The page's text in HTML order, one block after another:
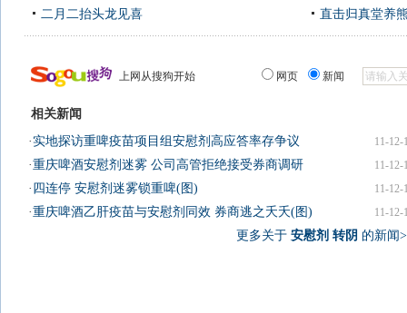
二月二抬头龙见喜 直击归真堂养
上网从搜狗开始 网页 新闻
相关新闻
11-12-
·实地探访重啤疫苗项目组安慰剂高应答率存争议
11-12-
·重庆啤酒安慰剂迷雾 公司高管拒绝接受券商调研
11-12-
· 四连停 安慰剂迷雾锁重啤(图)
11-12-
·重庆啤酒乙肝疫苗与安慰剂同效 券商逃之夭夭(图)
更多关于 安慰剂 转阴 的新闻